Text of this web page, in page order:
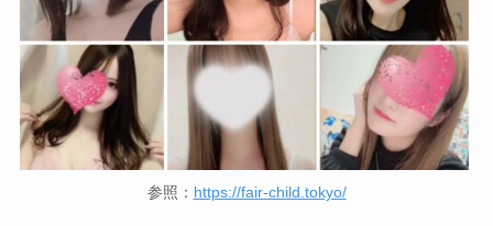
参照： https://fair-child.tokyo/